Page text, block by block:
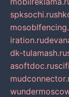
spksochi.ru
iration.ru
dk-tulamash.ru
asoftdoc.ru